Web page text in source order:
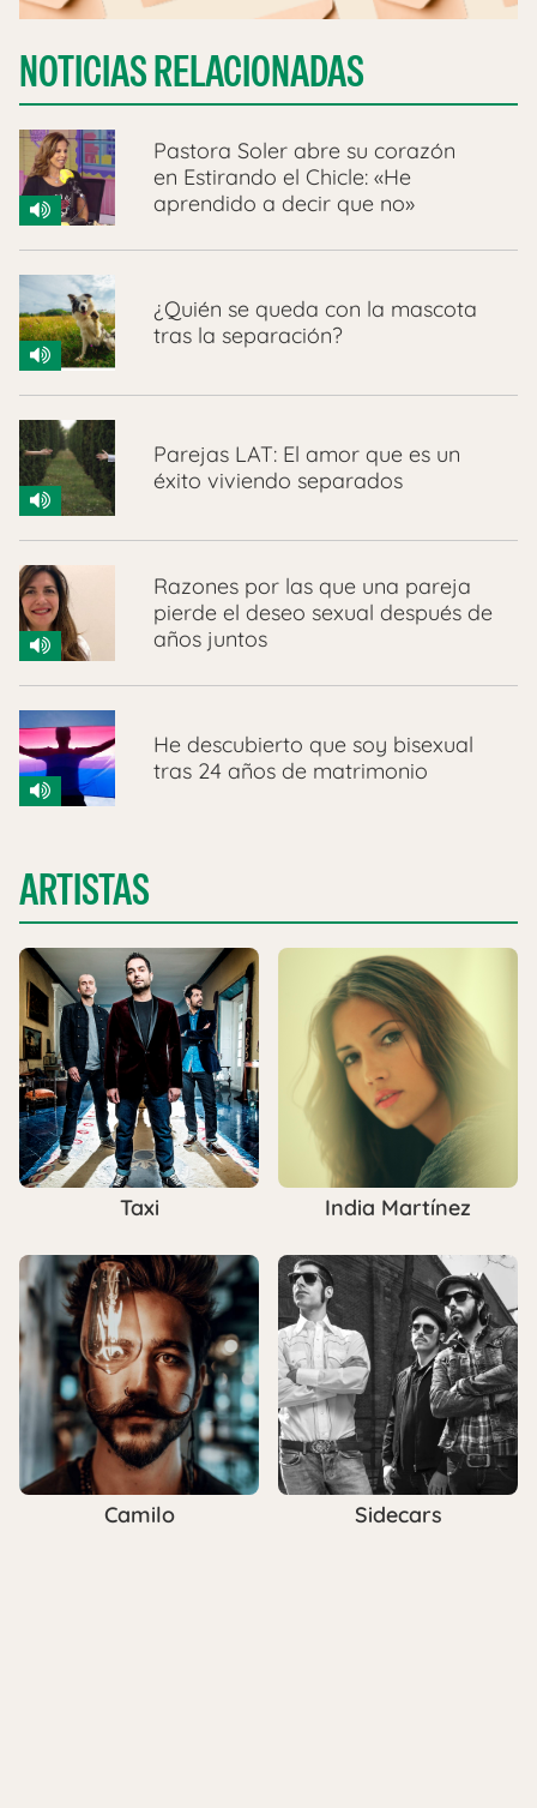
NOTICIAS RELACIONADAS
Pastora Soler abre su corazón
en Estirando el Chicle: «He
aprendido a decir que no»
¿Quién se queda con la mascota
tras la separación?
Parejas LAT: El amor que es un
éxito viviendo separados
Razones por las que una pareja
pierde el deseo sexual después de
años juntos
He descubierto que soy bisexual
tras 24 años de matrimonio
ARTISTAS
Taxi India Martínez
Camilo Sidecars